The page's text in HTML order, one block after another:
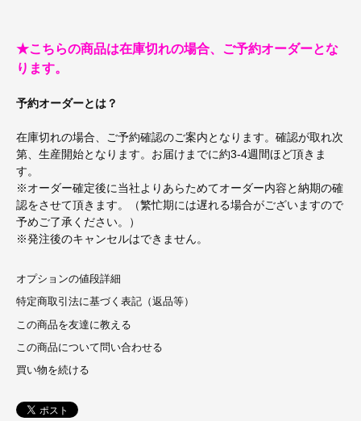
★こちらの商品は在庫切れの場合、ご予約オーダーとな
ります。
予約オーダーとは？
在庫切れの場合、ご予約確認のご案内となります。確認が取れ次
第、生産開始となります。お届けまでに約3-4週間ほど頂きま
す。
※オーダー確定後に当社よりあらためてオーダー内容と納期の確
認をさせて頂きます。（繁忙期には遅れる場合がございますので
予めご了承ください。）
※発注後のキャンセルはできません。
オプションの値段詳細
特定商取引法に基づく表記（返品等）
この商品を友達に教える
この商品について問い合わせる
買い物を続ける